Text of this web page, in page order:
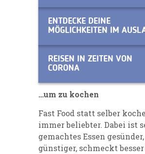
ENTDECKE DEINE
MÖGLICHKEITEN IM
REISEN IN ZEITEN VON
CORONA
…um zu kochen
Fast Food statt selber
immer beliebter. Dabei ist
gemachtes Essen gesünder,
günstiger, schmeckt